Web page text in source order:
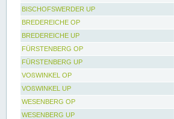
BISCHOFSWERDER UP
BREDEREICHE OP
BREDEREICHE UP
FÜRSTENBERG OP
FÜRSTENBERG UP
VOßWINKEL OP
VOßWINKEL UP
WESENBERG OP
WESENBERG UP